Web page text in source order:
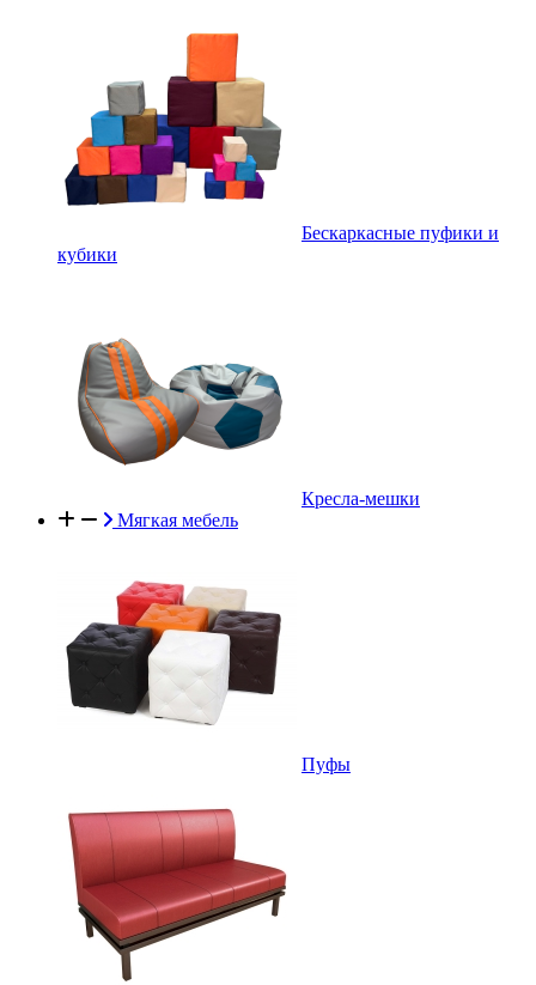
Бескаркасные пуфики и
кубики
Кресла-мешки
Мягкая мебель
Пуфы